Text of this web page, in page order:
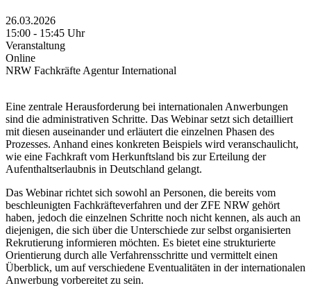
26.03.2026
15:00 - 15:45 Uhr
Veranstaltung
Online
NRW Fachkräfte Agentur International
Eine zentrale Herausforderung bei internationalen Anwerbungen
sind die administrativen Schritte. Das Webinar setzt sich detailliert
mit diesen auseinander und erläutert die einzelnen Phasen des
Prozesses. Anhand eines konkreten Beispiels wird veranschaulicht,
wie eine Fachkraft vom Herkunftsland bis zur Erteilung der
Aufenthaltserlaubnis in Deutschland gelangt.
Das Webinar richtet sich sowohl an Personen, die bereits vom
beschleunigten Fachkräfteverfahren und der ZFE NRW gehört
haben, jedoch die einzelnen Schritte noch nicht kennen, als auch an
diejenigen, die sich über die Unterschiede zur selbst organisierten
Rekrutierung informieren möchten. Es bietet eine strukturierte
Orientierung durch alle Verfahrensschritte und vermittelt einen
Überblick, um auf verschiedene Eventualitäten in der internationalen
Anwerbung vorbereitet zu sein.